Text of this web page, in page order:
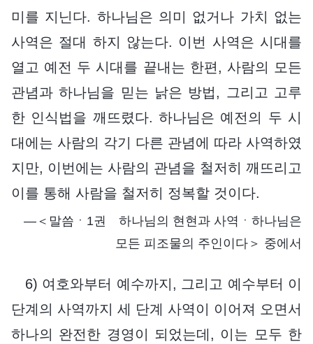
미를 지닌다. 하나님은 의미 없거나 가치 없는
사역은 절대 하지 않는다. 이번 사역은 시대를
열고 예전 두 시대를 끝내는 한편, 사람의 모든
관념과 하나님을 믿는 낡은 방법, 그리고 고루
한 인식법을 깨뜨렸다. 하나님은 예전의 두 시
대에는 사람의 각기 다른 관념에 따라 사역하였
지만, 이번에는 사람의 관념을 철저히 깨뜨리고
이를 통해 사람을 철저히 정복할 것이다.
―＜말씀ㆍ1권 하나님의 현현과 사역ㆍ하나님은
모든 피조물의 주인이다＞ 중에서
6) 여호와부터 예수까지, 그리고 예수부터 이
단계의 사역까지 세 단계 사역이 이어져 오면서
하나의 완전한 경영이 되었는데, 이는 모두 한